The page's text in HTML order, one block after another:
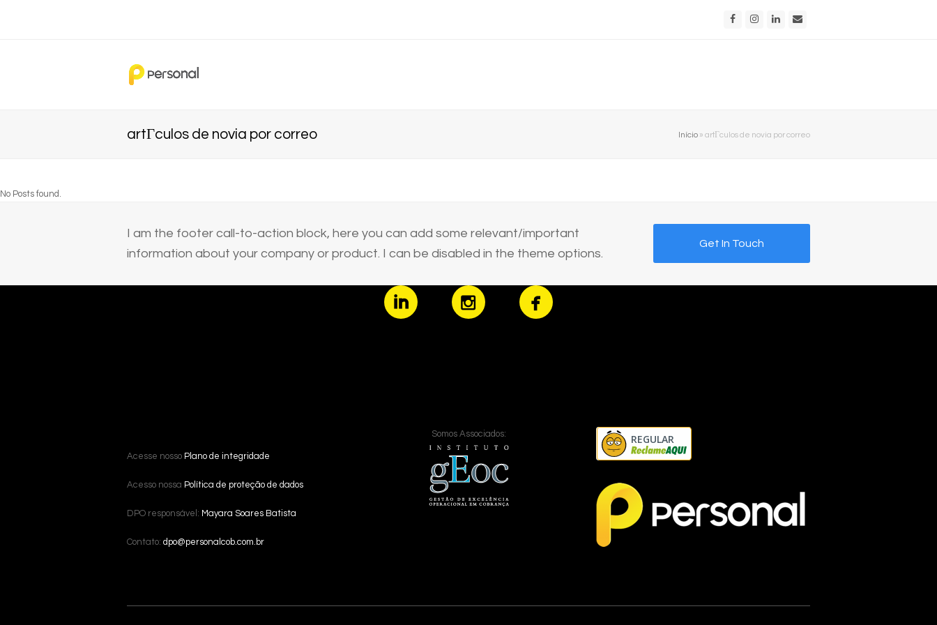
FacebookInstagram
LinkedIn
artГ­culos de novia por correo Início » artГ­culos de novia por correo
No Posts found.
I am the footer call-to-action block, here you can add some relevant/important
information about your company or product. I can be disabled in the theme options.
Get In Touch
Acesse nosso Plano de integridade
Acesso nossa Política de proteção de dados
DPO responsável: Mayara Soares Batista
Contato: dpo@personalcob.com.br
Somos Associados: REGULAR